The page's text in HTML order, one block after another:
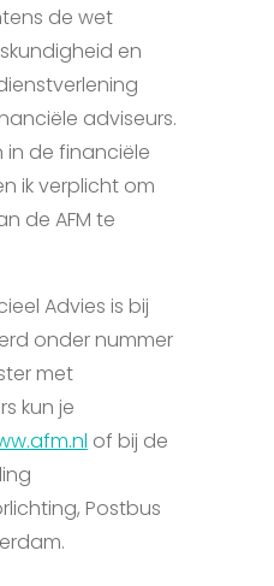
de wet
en
adviseurs.
in de financiële
ik verplicht om
de AFM te
Advies is bij
onder nummer
met
kun je
of bij de
Postbus